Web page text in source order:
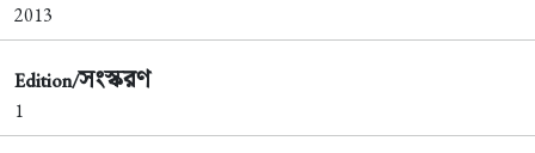
2013
Edition/সংস্করণ
1